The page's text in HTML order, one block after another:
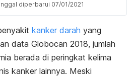
diperbarui 07/01/2021
kanker darah yang
data Globocan 2018, jumlah
berada di peringkat kelima
kanker lainnya. Meski